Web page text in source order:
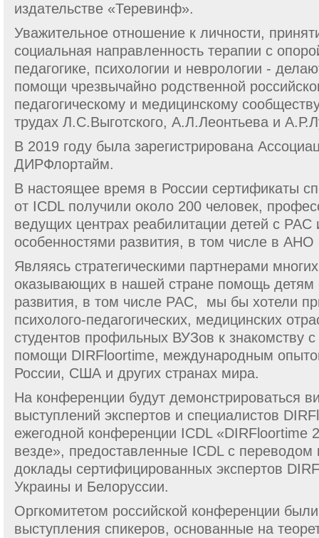
издательстве «Теревинф».
Уважительное отношение к личности,
социальная направленность терапии с
педагогике, психологии и неврологии -
помощи чрезвычайно родственной
педагогическому и медицинскому
трудах Л.С.Выготского, А.Л.Леонтьева и
В 2019 году была зарегистрирована
ДИРФлортайм.
В настоящее время в России сертификаты
от ICDL получили около 200 человек,
ведущих центрах реабилитации детей с РАС
особенностями развития, в том числе в
Являясь стратегическими партнерами
оказывающих в нашей стране помощь
развития, в том числе РАС, мы бы хотели
психолого-педагогических, медицинских
студентов профильных ВУЗов к знакомству
помощи DIRFloortime, международным
России, США и других странах мира.
На конференции будут демонстрироваться
выступлений экспертов и специалистов
ежегодной конференции ICDL «DIRFloortime
везде», предоставленные ICDL с переводом
доклады сертифицированных экспертов
Украины и Белоруссии.
Оргкомитетом российской конференции
выступления спикеров, основанные на